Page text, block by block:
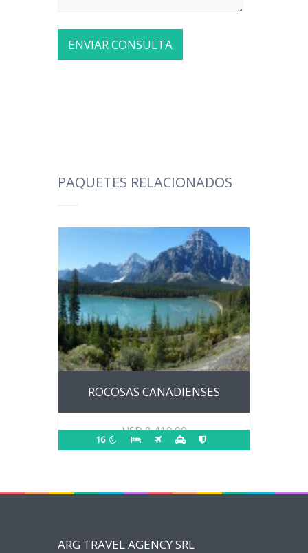
PAQUETES RELACIONADOS
16
ROCOSAS CANADIENSES
USD8,410.00
ARG TRAVEL AGENCY SRL